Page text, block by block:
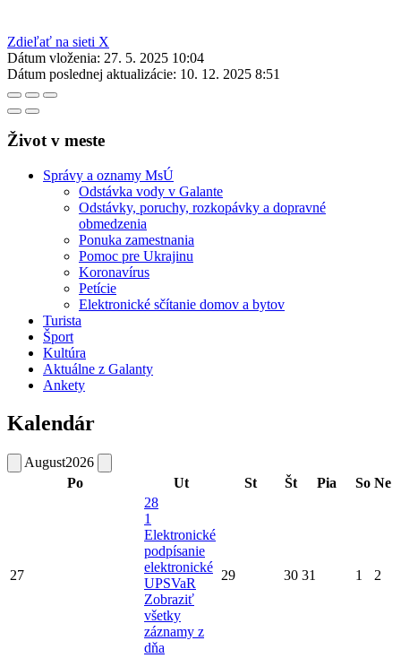
Zdieľať na sieti X
Dátum vloženia: 27. 5. 2025 10:04
Dátum poslednej aktualizácie: 10. 12. 2025 8:51
Život v meste
Správy a oznamy MsÚ
Odstávka vody v Galante
Odstávky, poruchy, rozkopávky a dopravné
obmedzenia
Ponuka zamestnania
Pomoc pre Ukrajinu
Koronavírus
Petície
Elektronické sčítanie domov a bytov
Turista
Šport
Kultúra
Aktuálne z Galanty
Ankety
Kalendár
August2026
Po
Ut St Št Pia So Ne
27
28
1
Elektronické
podpísanie
elektronické
UPSVaR
Zobraziť
všetky
záznamy z
dňa
29 30 31 1 2